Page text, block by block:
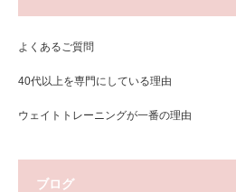
よくあるご質問
40代以上を専門にしている理由
ウェイトトレーニングが一番の理由
ブログ